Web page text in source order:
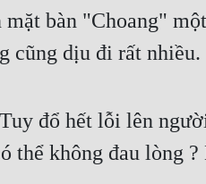
bàn "Choang"
cũng dịu đi rất nhiều.
đổ hết lỗi lên
không đau lòng